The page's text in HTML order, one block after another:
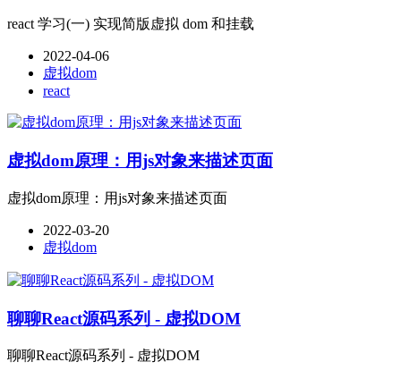
react 学习(一) 实现简版虚拟 dom 和挂载
2022-04-06
虚拟dom
react
虚拟dom原理：用js对象来描述页面
虚拟dom原理：用js对象来描述页面
2022-03-20
虚拟dom
聊聊React源码系列 - 虚拟DOM
聊聊React源码系列 - 虚拟DOM